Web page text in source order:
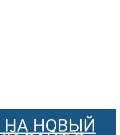
НА НОВЫЙ